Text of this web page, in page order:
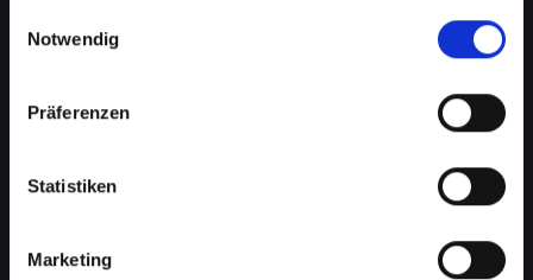
Notwendig
Präferenzen
Statistiken
Marketing
Akkuprobleme bei Ihrem
IPHONE-14-PRO in Abtenau?
Finden Sie jetzt eine Lösung
Ein schlecht funktionierender Akku in Ihrem
IPHONE-14-PRO beeinträchtigt Ihre Mobilität
und Unabhängigkeit, wenn Sie ständig nach
einer Steckdose suchen müssen. Von
schnellem Energieverlust bis hin zu